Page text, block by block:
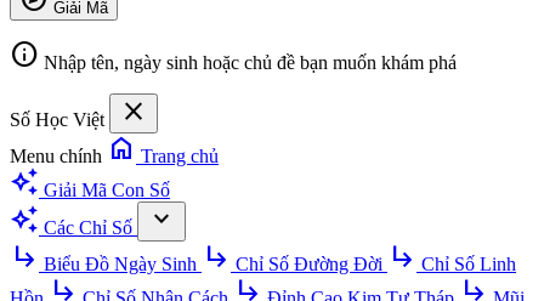
Giải Mã
info Nhập tên, ngày sinh hoặc chủ đề bạn muốn khám phá
Số Học Việt close
Menu chính home Trang chủ
auto_awesome Giải Mã Con Số
auto_awesome Các Chỉ Số
expand_more
subdirectory_arrow_right Biểu Đồ Ngày Sinh subdirectory_arrow_right Chỉ Số Đường Đời subdirectory_arrow_right Chỉ Số Linh
subdirectory_arrow_right subdirectory_arrow_right subdirectory_arrow_right